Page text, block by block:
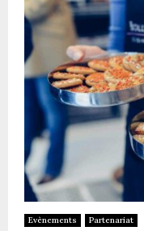
Evènements Partenariat